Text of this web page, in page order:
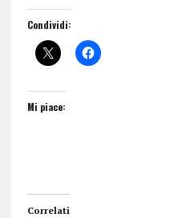
Condividi:
Mi piace:
Correlati